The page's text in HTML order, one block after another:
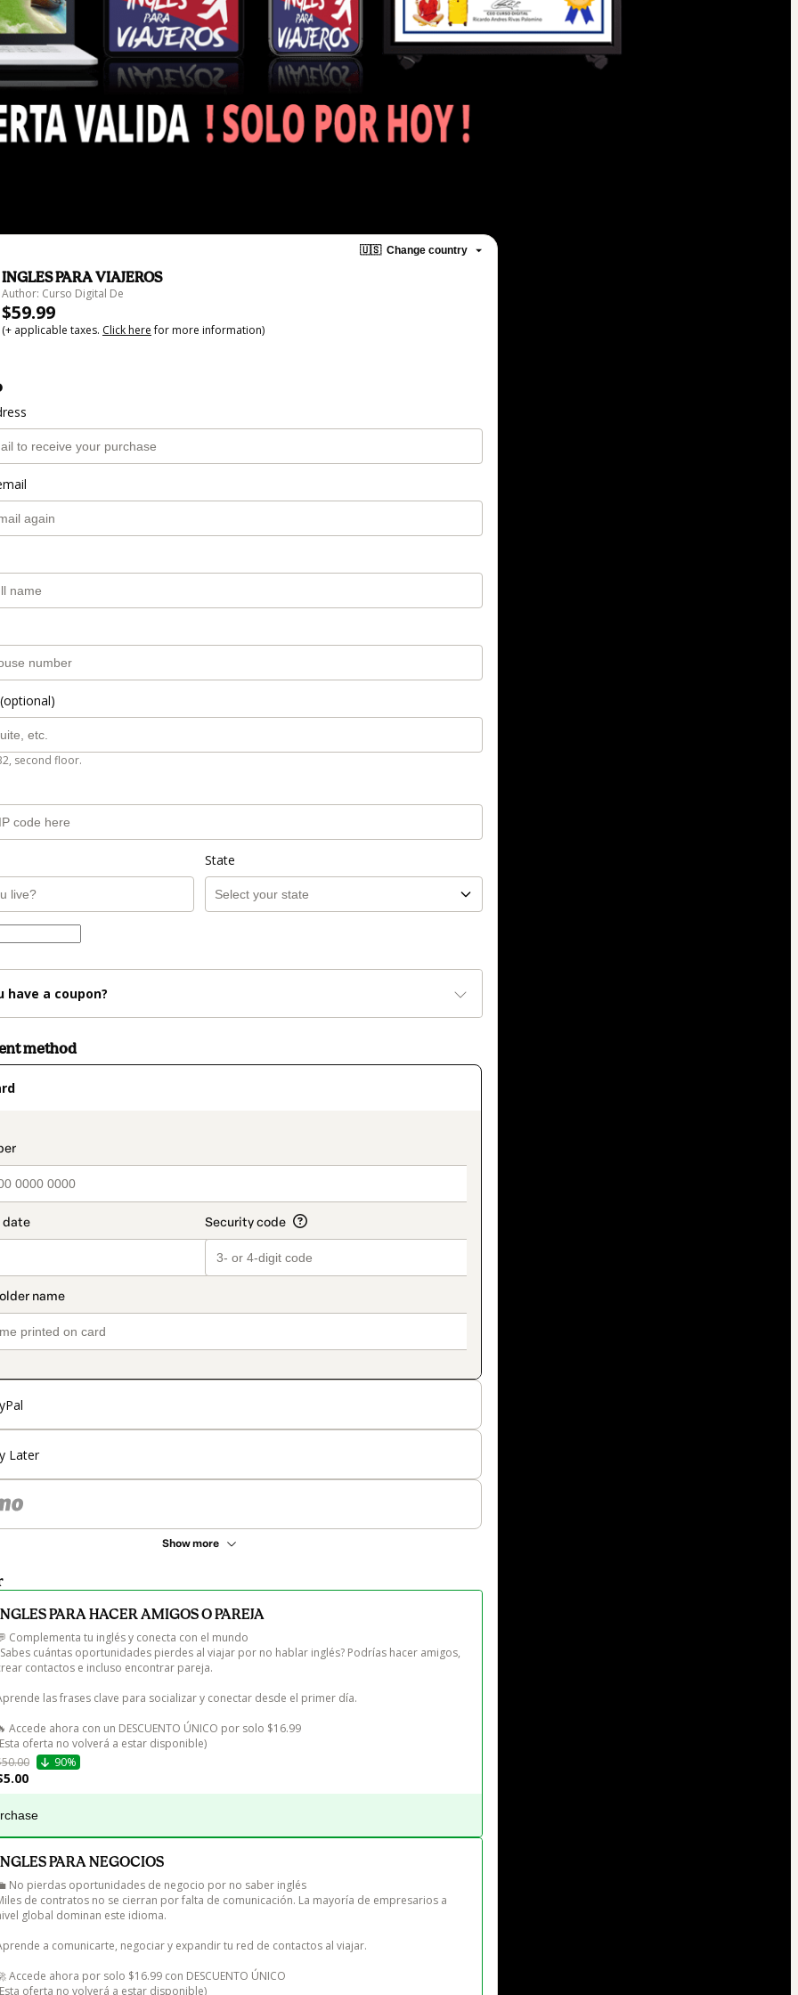
🇺🇸 Change country
INGLES PARA VIAJEROS
Author: Curso Digital De
$59.99
(+ applicable taxes. Click herefor more information)
second floor.
State
have a coupon?
method
Later
Show more
PARA HACER AMIGOS O PAREJA
Complementa tu inglés y conecta con el mundo
cuántas oportunidades pierdes al viajar por no hablar inglés? Podrías hacer amigos,
contactos e incluso encontrar pareja.
las frases clave para socializar y conectar desde el primer día.
Accede ahora con un DESCUENTO ÚNICO por solo $16.99
oferta no volverá a estar disponible)
90%
PARA NEGOCIOS
No pierdas oportunidades de negocio por no saber inglés
de contratos no se cierran por falta de comunicación. La mayoría de empresarios a
global dominan este idioma.
a comunicarte, negociar y expandir tu red de contactos al viajar.
Accede ahora por solo $16.99 con DESCUENTO ÚNICO
oferta no volverá a estar disponible)